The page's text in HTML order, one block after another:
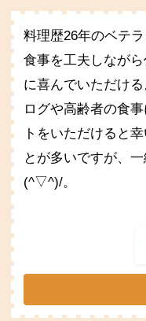
料理歴26年のベテ
食事を工夫しなが
に喜んでいただけ
ログや高齢者の食
トをいただけると
とが多いですが、
(^▽^)/。